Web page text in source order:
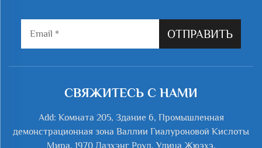
ОТПРАВИТЬ
СВЯЖИТЕСЬ С НАМИ
Add: Комната 205, Здание 6, Промышленная
демонстрационная зона Валлии Гиалуроновой Кислоты
Мира, 1970 Дазхэнг Роуд, Улица Жюэхэ,